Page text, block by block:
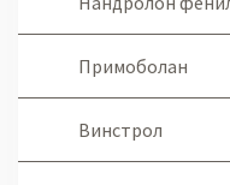
Примоболан
Винстрол